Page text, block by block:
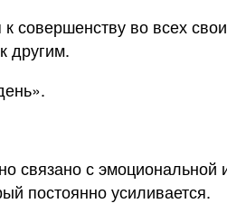
во всех
другим.
связано с эмоциональной
постоянно усиливается.